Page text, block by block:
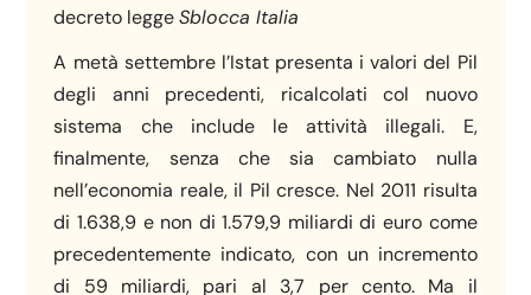
decreto leggeSblocca Italia
A metà settembre l’Istat presenta i valori del Pil
degli anni precedenti, ricalcolati col nuovo
sistema che include le attività illegali. E,
finalmente, senza che sia cambiato nulla
nell’economia reale, il Pil cresce. Nel 2011 risulta
di 1.638,9 e non di 1.579,9 miliardi di euro come
precedentemente indicato, con un incremento
di 59 miliardi, pari al 3,7 per cento. Ma il